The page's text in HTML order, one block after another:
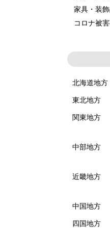
家具・装
コロナ被
北海道地方
東北地方
関東地方
中部地方
近畿地方
中国地方
四国地方